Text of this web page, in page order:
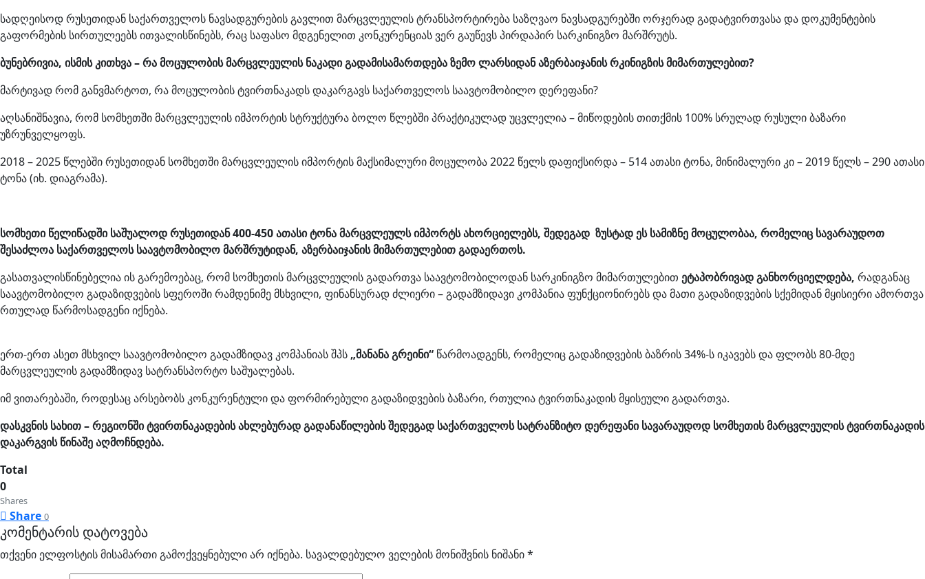
სადღეისოდ რუსეთიდან საქართველოს ნავსადგურების გავლით მარცვლეულის ტრანსპორტირება საზღვაო ნავსადგურებში ორჯერად გადატვირთვასა და დოკუმენტების
გაფორმების სირთულეებს ითვალისწინებს, რაც საფასო მდგენელით კონკურენციას ვერ გაუწევს პირდაპირ სარკინიგზო მარშრუტს.
ბუნებრივია, ისმის კითხვა – რა მოცულობის მარცვლეულის ნაკადი გადამისამართდება ზემო ლარსიდან აზერბაიჯანის რკინიგზის მიმართულებით?
მარტივად რომ განვმარტოთ, რა მოცულობის ტვირთნაკადს დაკარგავს საქართველოს საავტომობილო დერეფანი?
აღსანიშნავია, რომ სომხეთში მარცვლეულის იმპორტის სტრუქტურა ბოლო წლებში პრაქტიკულად უცვლელია – მიწოდების თითქმის 100% სრულად რუსული ბაზარი
უზრუნველყოფს.
2018 – 2025 წლებში რუსეთიდან სომხეთში მარცვლეულის იმპორტის მაქსიმალური მოცულობა 2022 წელს დაფიქსირდა – 514 ათასი ტონა, მინიმალური კი – 2019 წელს – 290 ათასი
ტონა (იხ. დიაგრამა).
სომხეთი წელიწადში საშუალოდ რუსეთიდან 400-450 ათასი ტონა მარცვლეულს იმპორტს ახორციელებს, შედეგად ზუსტად ეს სამიზნე მოცულობაა, რომელიც სავარაუდოთ
შესაძლოა საქართველოს საავტომობილო მარშრუტიდან, აზერბაიჯანის მიმართულებით გადაერთოს.
გასათვალისწინებელია ის გარემოებაც, რომ სომხეთის მარცვლეულის გადართვა საავტომობილოდან სარკინიგზო მიმართულებით ეტაპობრივად განხორციელდება, რადგანაც
საავტომობილო გადაზიდვების სფეროში რამდენიმე მსხვილი, ფინანსურად ძლიერი – გადამზიდავი კომპანია ფუნქციონირებს და მათი გადაზიდვების სქემიდან მყისიერი ამორთვა
რთულად წარმოსადგენი იქნება.
ერთ-ერთ ასეთ მსხვილ საავტომობილო გადამზიდავ კომპანიას შპს „მანანა გრეინი“ წარმოადგენს, რომელიც გადაზიდვების ბაზრის 34%-ს იკავებს და ფლობს 80-მდე
მარცვლეულის გადამზიდავ სატრანსპორტო საშუალებას.
იმ ვითარებაში, როდესაც არსებობს კონკურენტული და ფორმირებული გადაზიდვების ბაზარი, რთულია ტვირთნაკადის მყისეული გადართვა.
დასკვნის სახით – რეგიონში ტვირთნაკადების ახლებურად გადანაწილების შედეგად საქართველოს სატრანზიტო დერეფანი სავარაუდოდ სომხეთის მარცვლეულის ტვირთნაკადის
დაკარგვის წინაშე აღმოჩნდება.
Total
0
Shares
Share 0
კომენტარის დატოვება
თქვენი ელფოსტის მისამართი გამოქვეყნებული არ იქნება. სავალდებულო ველების მონიშვნის ნიშანი*